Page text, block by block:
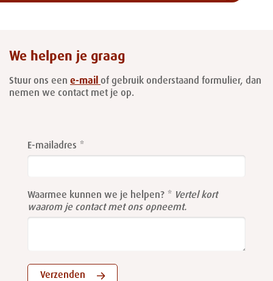
We helpen je graag
Stuur ons een e-mail of gebruik onderstaand formulier, dan
nemen we contact met je op.
this
field
E-mailadres
Waarmee kunnen we je helpen?
Vertel kort
waarom je contact met ons opneemt.
Verzenden